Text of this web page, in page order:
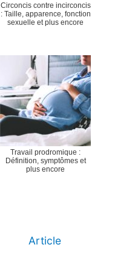
Circoncis contre incirconcis
: Taille, apparence, fonction
sexuelle et plus encore
Travail prodromique :
Définition, symptômes et
plus encore
Article